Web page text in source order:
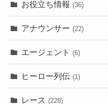
お役立ち情報 (36)
アナウンサー (22)
エージェント (6)
ヒーロー列伝 (1)
レース (228)